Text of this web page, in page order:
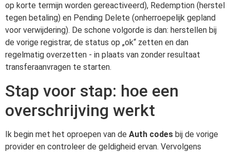
op korte termijn worden gereactiveerd), Redemption (herstel
tegen betaling) en Pending Delete (onherroepelijk gepland
voor verwijdering). De schone volgorde is dan: herstellen bij
de vorige registrar, de status op „ok“ zetten en dan
regelmatig overzetten - in plaats van zonder resultaat
transferaanvragen te starten.
Stap voor stap: hoe een
overschrijving werkt
Ik begin met het oproepen van de Auth codes bij de vorige
provider en controleer de geldigheid ervan. Vervolgens